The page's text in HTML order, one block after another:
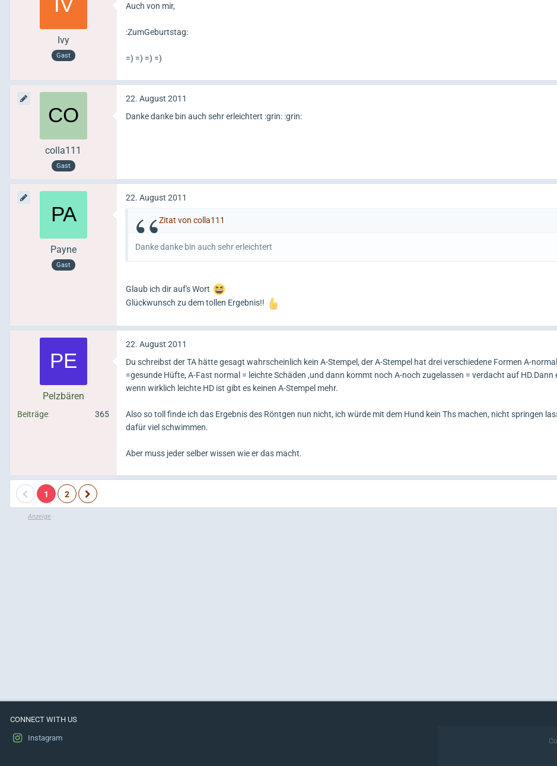
Ivy
Gast
Auch von mir,
:ZumGeburtstag:
=) =) =) =)
colla111
Gast
22. August 2011
Danke danke bin auch sehr erleichtert :grin: :grin:
Payne
Gast
22. August 2011
Zitat von colla111
Danke danke bin auch sehr erleichtert
Glaub ich dir auf's Wort
Glückwunsch zu dem tollen Ergebnis!!
Pelzbären
Beiträge 365
22. August 2011
Du schreibst der TA hätte gesagt wahrscheinlich kein A-Stempel, der A-Stempel hat drei verschiedene Formen A-normal
=gesunde Hüfte, A-Fast normal = leichte Schäden ,und dann kommt noch A-noch zugelassen = verdacht auf HD.Dann
wenn wirklich leichte HD ist gibt es keinen A-Stempel mehr.
Also so toll finde ich das Ergebnis des Röntgen nun nicht, ich würde mit dem Hund kein Ths machen, nicht springen
dafür viel schwimmen.
Aber muss jeder selber wissen wie er das macht.
1 2
CONNECT WITH US
Instagram